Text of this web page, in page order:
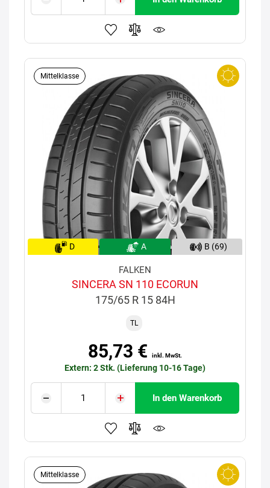
Mittelklasse
D A B (69)
FALKEN
SINCERA SN 110 ECORUN
175/65 R 15 84H
TL
85,73 € inkl. MwSt.
Extern: 2 Stk. (Lieferung 10-16 Tage)
In den Warenkorb
Mittelklasse